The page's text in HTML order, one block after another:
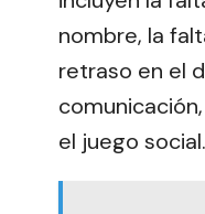
nombre, la
retraso en el
el juego social.